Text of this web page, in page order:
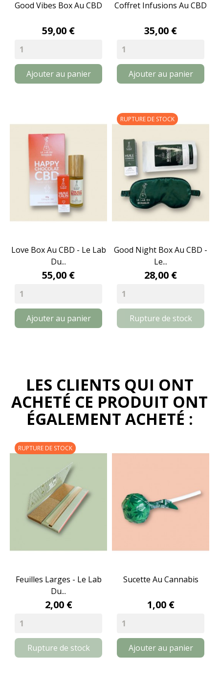
Good Vibes Box Au CBD
59,00 €
Ajouter au panier
Coffret Infusions Au CBD
35,00 €
Ajouter au panier
Love Box Au CBD - Le Lab
Du...
55,00 €
Ajouter au panier
Good Night Box Au CBD -
Le...
28,00 €
Rupture de stock
RUPTURE DE STOCK
LES CLIENTS QUI ONT
ACHETÉ CE PRODUIT ONT
ÉGALEMENT ACHETÉ :
Feuilles Larges - Le Lab
Du...
2,00 €
Rupture de stock
RUPTURE DE STOCK
Sucette Au Cannabis
1,00 €
Ajouter au panier